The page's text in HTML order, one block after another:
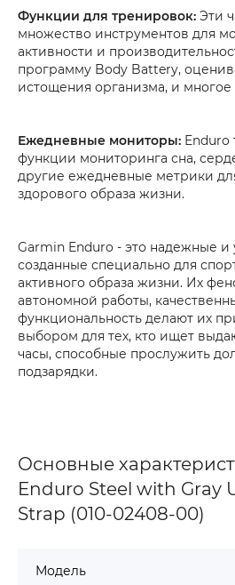
Функции для тренировок: Эти
множество инструментов для
активности и
программу Body Battery,
истощения организма, и многое
Ежедневные мониторы: Enduro
функции мониторинга сна,
другие ежедневные метрики
здорового образа жизни.
Garmin Enduro - это надежные и
созданные специально для
активного образа жизни. Их
автономной работы,
функциональность делают их
выбором для тех, кто ищет
часы, способные прослужить
подзарядки.
Основные
Enduro Steel with Gray
Strap (010-02408-00)
Модель